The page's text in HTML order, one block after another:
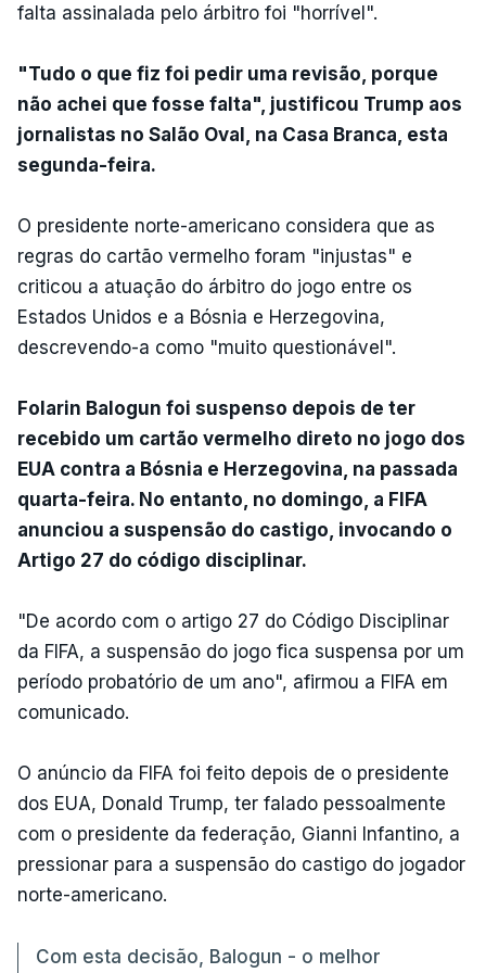
falta assinalada pelo árbitro foi "horrível".
"Tudo o que fiz foi pedir uma revisão, porque
não achei que fosse falta", justificou Trump aos
jornalistas no Salão Oval, na Casa Branca, esta
segunda-feira.
O presidente norte-americano considera que as
regras do cartão vermelho foram "injustas" e
criticou a atuação do árbitro do jogo entre os
Estados Unidos e a Bósnia e Herzegovina,
descrevendo-a como "muito questionável".
Folarin Balogun foi suspenso depois de ter
recebido um cartão vermelho direto no jogo dos
EUA contra a Bósnia e Herzegovina, na passada
quarta-feira. No entanto, no domingo, a FIFA
anunciou a suspensão do castigo, invocando o
Artigo 27 do código disciplinar.
"De acordo com o artigo 27 do Código Disciplinar
da FIFA, a suspensão do jogo fica suspensa por um
período probatório de um ano", afirmou a FIFA em
comunicado.
O anúncio da FIFA foi feito depois de o presidente
dos EUA, Donald Trump, ter falado pessoalmente
com o presidente da federação, Gianni Infantino, a
pressionar para a suspensão do castigo do jogador
norte-americano.
Com esta decisão, Balogun - o melhor